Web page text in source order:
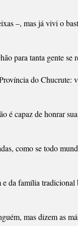
–, mas já vivi o
para tanta gente se
do Chucrute:
é capaz de honrar
como se todo
da família tradicional
mas dizem as